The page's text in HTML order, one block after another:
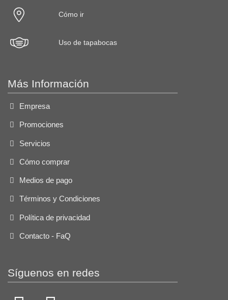
Cómo ir
Uso de tapabocas
Más Información
Empresa
Promociones
Servicios
Cómo comprar
Medios de pago
Términos y Condiciones
Política de privacidad
Contacto - FaQ
Síguenos en redes